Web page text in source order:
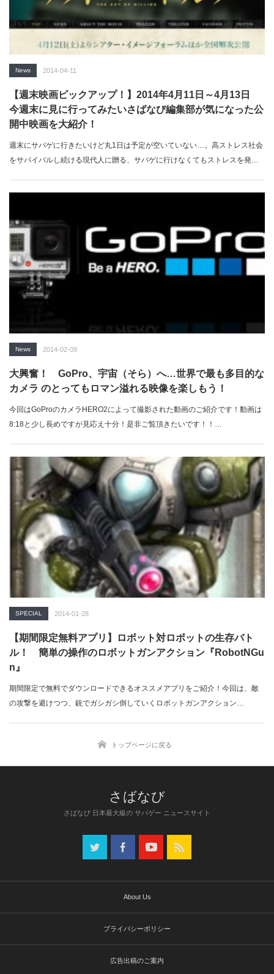
News 2014-04-11
【週末映画ピックアップ！】2014年4月11日～4月13日
今週末に見に行ってみたいさばなび編集部が気になった公
開中映画を大紹介！
週末にサバゲに行きたいけど丸1日は予定が空いていない…。高ストレス社会
をサバイバルし続ける現代人に贈る、サバゲに行けなくてもストレスを発散
News 2014-02-09
大興奮！ GoPro、宇宙（そら）へ…世界で最も多目的な
カメラ のとってもロマン溢れる映像を楽しもう！
今回はGoProのカメラHERO2によって撮影された動画のご紹介です！動画は
8:18と少し長めですが見応え十分！是非ご覧頂きたいです！！…
SPECIAL 2014-01-28
【期間限定無料アプリ】ロボット対ロボットの生存バト
ル！ 簡単の操作のロボットガンアクション『RobotNGu
n』
期間限定で無料でダウンロードできるオススメアプリをご紹介！今回は、敵
の攻撃を避けつつ、銃でガシガシ倒していくロボットガンアクション
トップページに戻る
さばなび 日本最大級の サバゲー ニュースサイト
About Us
プライバシーポリシー
広告出稿のご案内